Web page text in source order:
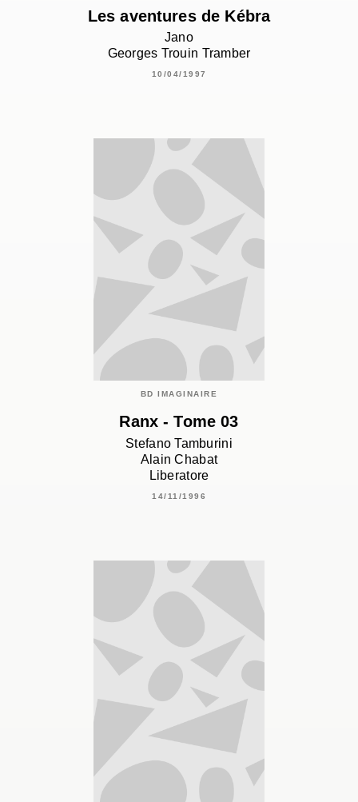
Les aventures de Kébra
Jano
Georges Trouin Tramber
10/04/1997
BD IMAGINAIRE
Ranx - Tome 03
Stefano Tamburini
Alain Chabat
Liberatore
14/11/1996